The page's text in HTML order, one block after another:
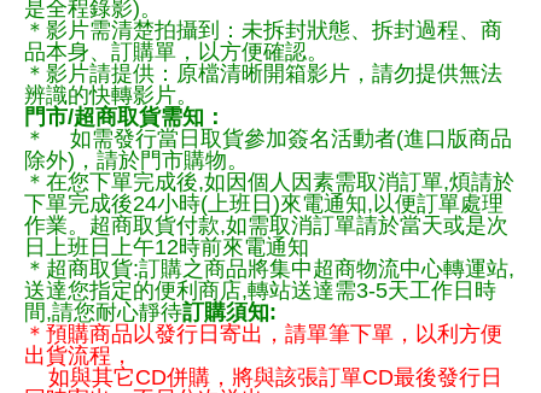
是全程錄影)。
＊影片需清楚拍攝到：未拆封狀態、拆封過程、商
品本身、訂購單，以方便確認。
＊影片請提供：原檔清晰開箱影片，請勿提供無法
辨識的快轉影片。
門市/超商取貨需知：
＊ 如需發行當日取貨參加簽名活動者(進口版商品
除外)，請於門市購物。
＊在您下單完成後,如因個人因素需取消訂單,煩請於
下單完成後24小時(上班日)來電通知,以便訂單處理
作業。超商取貨付款,如需取消訂單請於當天或是次
日上班日上午12時前來電通知
＊超商取貨:訂購之商品將集中超商物流中心轉運站,
送達您指定的便利商店,轉站送達需3-5天工作日時
間,請您耐心靜待訂購須知:
＊預購商品以發行日寄出，請單筆下單，以利方便
出貨流程，
如與其它CD併購，將與該張訂單CD最後發行日